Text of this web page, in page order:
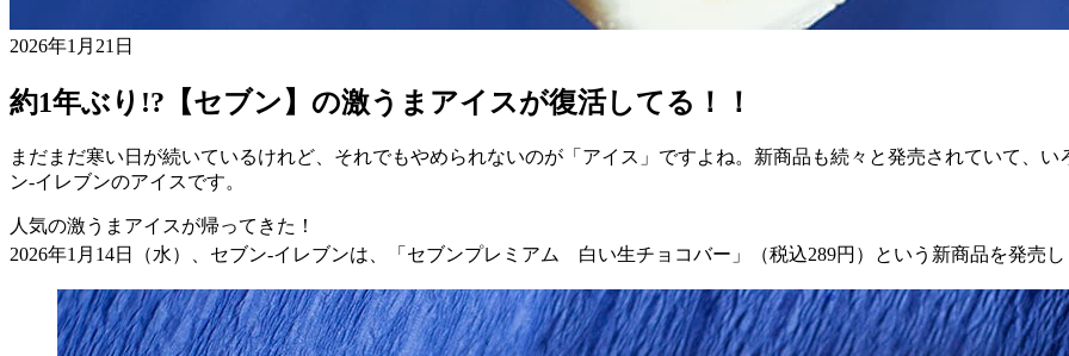
2026年1月21日
約1年ぶり!?【セブン】の激うまアイスが復活してる！！
まだまだ寒い日が続いているけれど、それでもやめられないのが「アイス」ですよね。新商品も続々と発売されていて、
ン-イレブンのアイスです。
人気の激うまアイスが帰ってきた！
2026年1 月 14日（水）、セブン-イレブンは、「セブンプレミアム 白い生チョコバー」（税込289円）という新商品を発売